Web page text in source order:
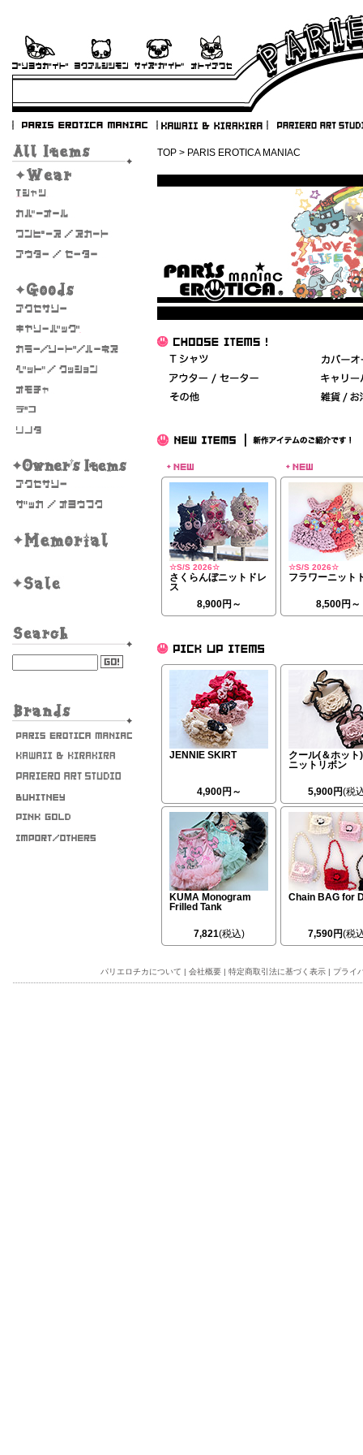
TOP > PARIS EROTICA MANIAC
☆S/S 2026☆
さくらんぼニットドレ
ス
8,900円～
☆S/S 2026☆
フラワーニット
8,500円～
JENNIE SKIRT
4,900円～
クール(＆ホット)
ニットリボン
5,900円(税
KUMA Monogram
Frilled Tank
7,821(税込)
Chain BAG for
7,590円(税
パリエロチカについて | 会社概要 | 特定商取引法に基づく表示 | プライ